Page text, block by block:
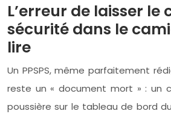
L’erreur de laisser le
sécurité dans le
lire
Un PPSPS, même parfaitement
reste un « document mort » : un
poussière sur le tableau de bord